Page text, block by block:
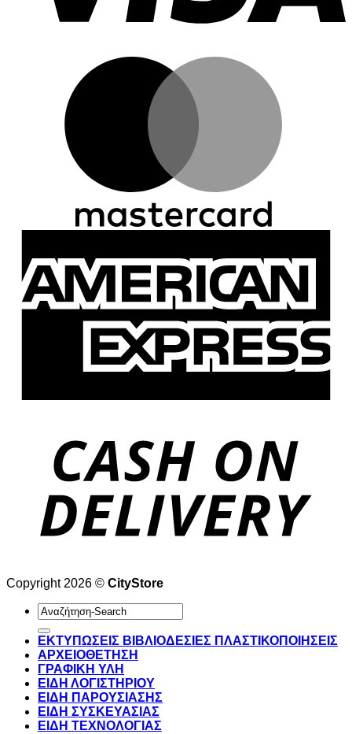
Copyright 2026 © CityStore
Αναζήτηση
για:
ΕΚΤΥΠΩΣΕΙΣ ΒΙΒΛΙΟΔΕΣΙΕΣ ΠΛΑΣΤΙΚΟΠΟΙΗΣΕΙΣ
ΑΡΧΕΙΟΘΕΤΗΣΗ
ΓΡΑΦΙΚΗ ΥΛΗ
ΕΙΔΗ ΛΟΓΙΣΤΗΡΙΟΥ
ΕΙΔΗ ΠΑΡΟΥΣΙΑΣΗΣ
ΕΙΔΗ ΣΥΣΚΕΥΑΣΙΑΣ
ΕΙΔΗ ΤΕΧΝΟΛΟΓΙΑΣ